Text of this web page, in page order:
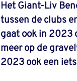
Het Giant-Liv
tussen de clubs
gaat ook in 2023
meer op de
2023 ook een